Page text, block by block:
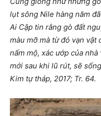
lụt sông Nile hàng năm
Ai Cập tin rằng gò đất
màu mỡ mà từ đó vạn
nấm mộ, xác ướp của
mới sau khi lũ rút, sẽ
Kim tự tháp, 2017; Tr. 64.